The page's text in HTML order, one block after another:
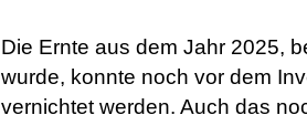
Die Ernte aus dem Jahr 2025,
wurde, konnte noch vor dem
vernichtet werden. Auch das